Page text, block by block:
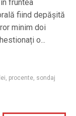
fruntea
fiind depășită
minim doi
o...
procente sondaj